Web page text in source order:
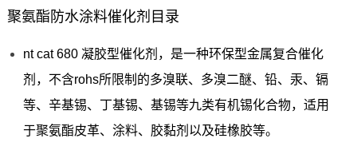
聚氨酯防水涂料催化剂目录
nt cat 680 凝胶型催化剂，是一种环保型金属复合催化
剂，不含rohs所限制的多溴联、多溴二醚、铅、汞、镉
等、辛基锡、丁基锡、基锡等九类有机锡化合物，适用
于聚氨酯皮革、涂料、胶黏剂以及硅橡胶等。